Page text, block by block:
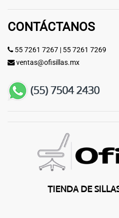
CONTÁCTANOS
55 7261 7267 | 55 7261 7269
ventas@ofisillas.mx
TIENDA DE